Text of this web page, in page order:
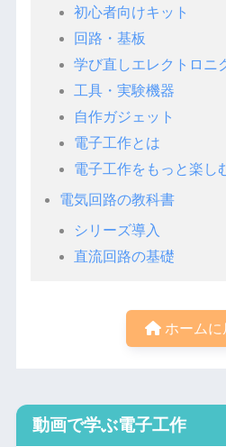
初心者向けキット
回路・基板
学び直しエレクトロニ
工具・実験機器
自作ガジェット
電子工作とは
電子工作をもっと楽し
電気回路の教科書
シリーズ導入
直流回路の基礎
ホームに
動画で学ぶ電子工作